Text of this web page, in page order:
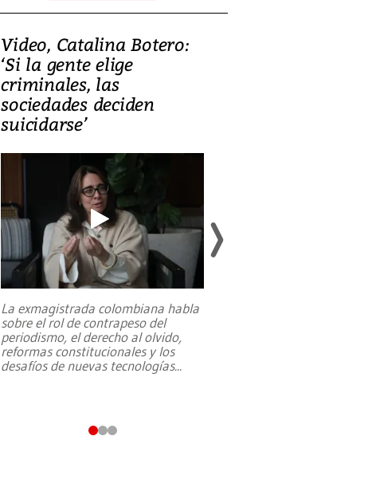
Video, Catalina Botero:
‘Si la gente elige
criminales, las
sociedades deciden
suicidarse’
La exmagistrada colombiana habla
sobre el rol de contrapeso del
periodismo, el derecho al olvido,
reformas constitucionales y los
desafíos de nuevas tecnologías...